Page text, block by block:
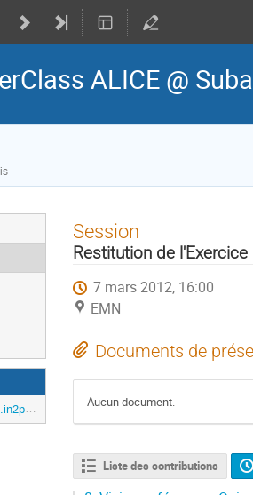
ALICE @
Session
Restitution de l'Exercice
7 mars 2012, 16:00
EMN
Documents de
Aucun document.
Liste des contributions